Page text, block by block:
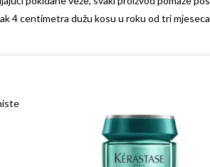
centimetra dužu kosu u roku od tri